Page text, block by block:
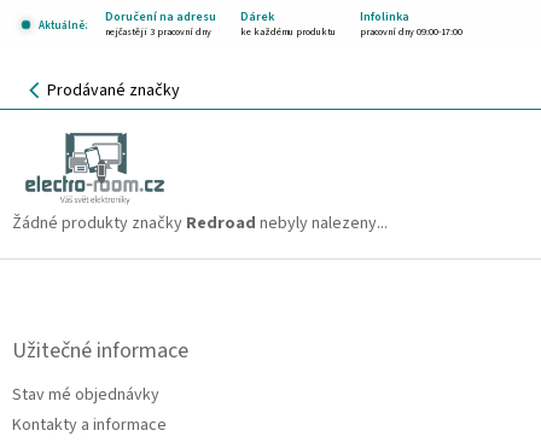
Aktuálně:
Doručení na adresu Dárek Infolinka
nejčastěji 3 pracovní dny ke každému produktu pracovní dny 09:00-17:00
NÁKUPNÍ
KOŠÍK
Prodávané značky
Redroad
Žádné produkty značky Redroad nebyly nalezeny...
Z
Užitečné informace
Stav mé objednávky
Kontakty a informace